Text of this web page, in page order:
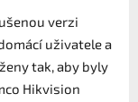
verzi
uživatele a
tak, aby byly
Hikvision